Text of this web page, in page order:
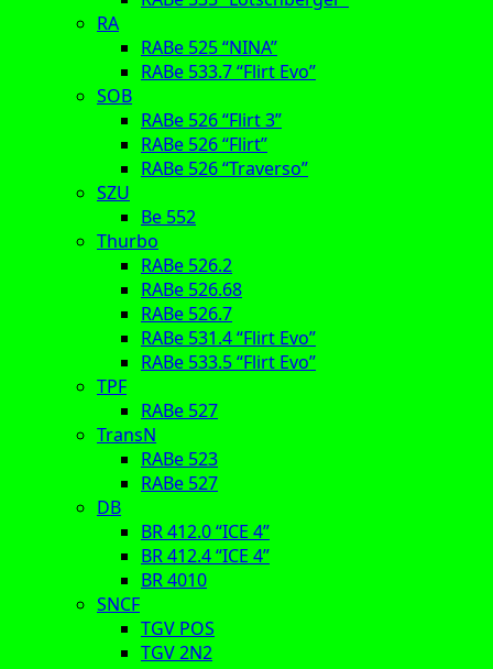
RA
RABe 525 “NINA”
RABe 533.7 “Flirt Evo”
SOB
RABe 526 “Flirt 3”
RABe 526 “Flirt”
RABe 526 “Traverso”
SZU
Be 552
Thurbo
RABe 526.2
RABe 526.68
RABe 526.7
RABe 531.4 “Flirt Evo”
RABe 533.5 “Flirt Evo”
TPF
RABe 527
TransN
RABe 523
RABe 527
DB
BR 412.0 “ICE 4”
BR 412.4 “ICE 4”
BR 4010
SNCF
TGV POS
TGV 2N2